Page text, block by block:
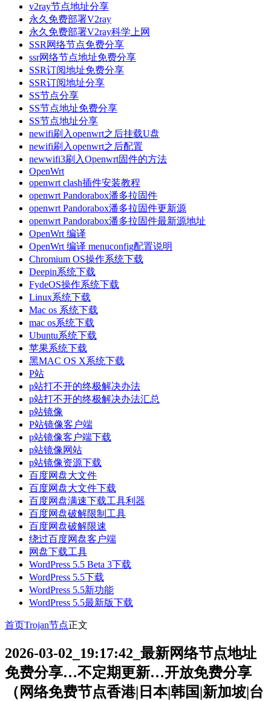
v2ray节点地址分享
永久免费部署V2ray
永久免费部署V2ray科学上网
SSR网络节点免费分享
ssr网络节点地址免费分享
SSR订阅地址免费分享
SSR订阅地址分享
SS节点分享
SS节点地址免费分享
SS节点地址分享
newifi刷入openwrt之后挂载U盘
newifi刷入openwrt之后配置
newwifi3刷入Openwrt固件的方法
OpenWrt
openwrt clash插件安装教程
openwrt Pandorabox潘多拉固件
openwrt Pandorabox潘多拉固件更新源
openwrt Pandorabox潘多拉固件最新源地址
OpenWrt 编译
OpenWrt 编译 menuconfig配置说明
Chromium OS操作系统下载
Deepin系统下载
FydeOS操作系统下载
Linux系统下载
Mac os 系统下载
mac os系统下载
Ubuntu系统下载
苹果系统下载
黑MAC OS X系统下载
P站
p站打不开的终极解决办法
p站打不开的终极解决办法汇总
p站镜像
P站镜像客户端
p站镜像客户端下载
p站镜像网站
p站镜像资源下载
百度网盘大文件
百度网盘大文件下载
百度网盘满速下载工具利器
百度网盘破解限制工具
百度网盘破解限速
绕过百度网盘客户端
网盘下载工具
WordPress 5.5 Beta 3下载
WordPress 5.5下载
WordPress 5.5新功能
WordPress 5.5最新版下载
首页Trojan节点正文
2026-03-02_19:17:42_最新网络节点地址
免费分享…不定期更新…开放免费分享
（网络免费节点香港|日本|韩国|新加坡|台